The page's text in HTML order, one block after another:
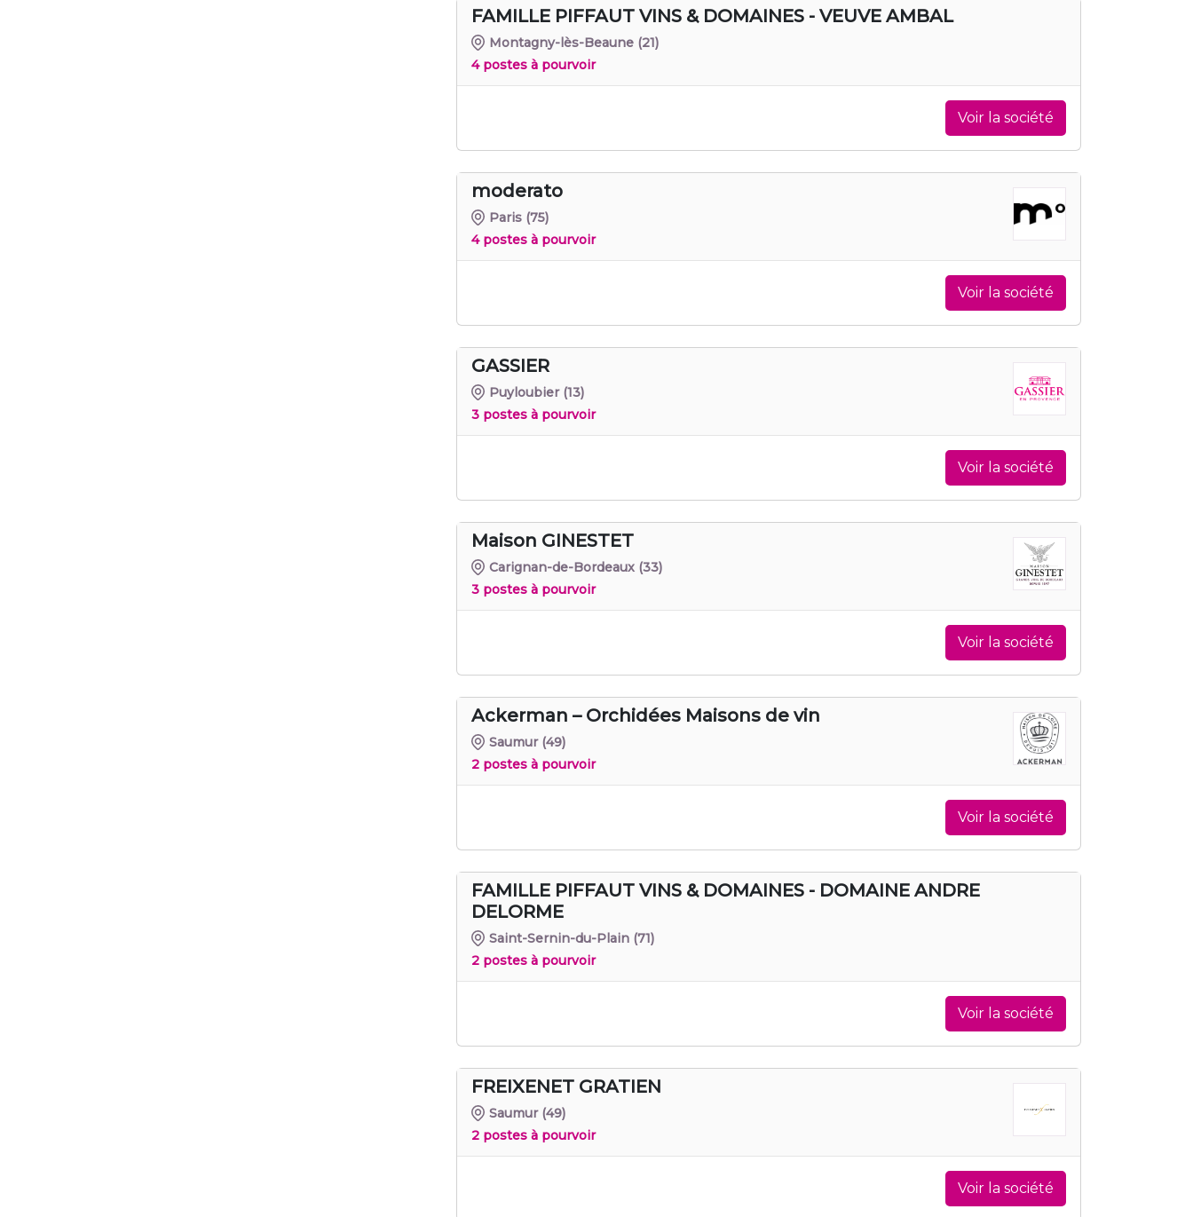
FAMILLE PIFFAUT VINS & DOMAINES - VEUVE AMBAL
Montagny-lès-Beaune (21)
4 postes à pourvoir
Voir la société
moderato
Paris (75)
4 postes à pourvoir
Voir la société
GASSIER
Puyloubier (13)
3 postes à pourvoir
Voir la société
Maison GINESTET
Carignan-de-Bordeaux (33)
3 postes à pourvoir
Voir la société
Ackerman – Orchidées Maisons de vin
Saumur (49)
2 postes à pourvoir
Voir la société
FAMILLE PIFFAUT VINS & DOMAINES - DOMAINE ANDRE
DELORME
Saint-Sernin-du-Plain (71)
2 postes à pourvoir
Voir la société
FREIXENET GRATIEN
Saumur (49)
2 postes à pourvoir
Voir la société